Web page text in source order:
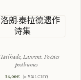
洛朗·泰拉德遗作
诗集
Tailhade, Laurent. Poésies
posthumes
36,00€ (≈ ¥281 CNY)